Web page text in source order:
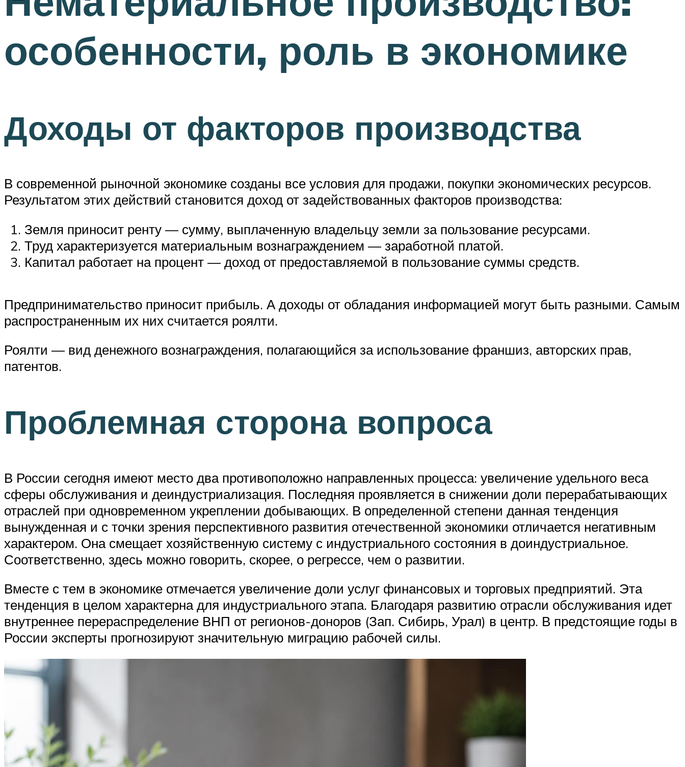
особенности, роль в экономике
Доходы от факторов производства
В современной рыночной экономике созданы все условия для продажи, покупки экономических ресурсов.
Результатом этих действий становится доход от задействованных факторов производства:
Земля приносит ренту — сумму, выплаченную владельцу земли за пользование ресурсами.
Труд характеризуется материальным вознаграждением — заработной платой.
Капитал работает на процент — доход от предоставляемой в пользование суммы средств.
Предпринимательство приносит прибыль. А доходы от обладания информацией могут быть разными. Самым
распространенным их них считается роялти.
Роялти — вид денежного вознаграждения, полагающийся за использование франшиз, авторских прав,
патентов.
Проблемная сторона вопроса
В России сегодня имеют место два противоположно направленных процесса: увеличение удельного веса
сферы обслуживания и деиндустриализация. Последняя проявляется в снижении доли перерабатывающих
отраслей при одновременном укреплении добывающих. В определенной степени данная тенденция
вынужденная и с точки зрения перспективного развития отечественной экономики отличается негативным
характером. Она смещает хозяйственную систему с индустриального состояния в доиндустриальное.
Соответственно, здесь можно говорить, скорее, о регрессе, чем о развитии.
Вместе с тем в экономике отмечается увеличение доли услуг финансовых и торговых предприятий. Эта
тенденция в целом характерна для индустриального этапа. Благодаря развитию отрасли обслуживания идет
внутреннее перераспределение ВНП от регионов-доноров (Зап. Сибирь, Урал) в центр. В предстоящие годы в
России эксперты прогнозируют значительную миграцию рабочей силы.